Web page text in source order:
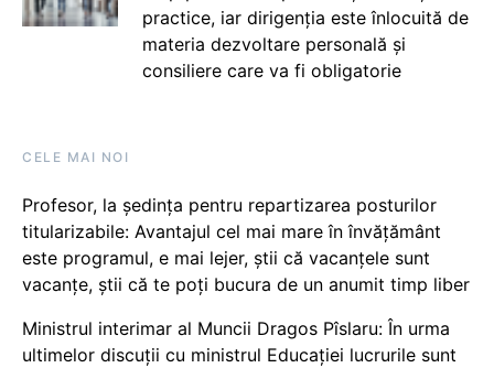
practice, iar dirigenția este înlocuită de
materia dezvoltare personală și
consiliere care va fi obligatorie
CELE MAI NOI
Profesor, la ședința pentru repartizarea posturilor
titularizabile: Avantajul cel mai mare în învățământ
este programul, e mai lejer, știi că vacanțele sunt
vacanţe, știi că te poți bucura de un anumit timp liber
Ministrul interimar al Muncii Dragos Pîslaru: În urma
ultimelor discuții cu ministrul Educației lucrurile sunt